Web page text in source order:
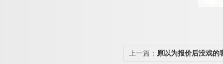
上一篇： 原以为报价后没戏的